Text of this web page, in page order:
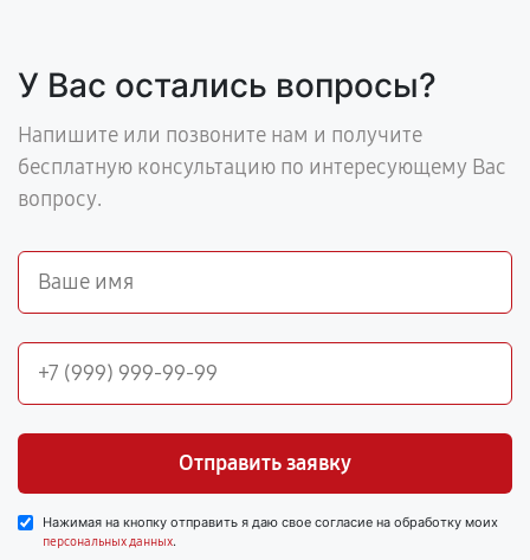
У Вас остались вопросы?
Напишите или позвоните нам и получите
бесплатную консультацию по интересующему Вас
вопросу.
Отправить заявку
Нажимая на кнопку отправить я даю свое согласие на обработку моих
персональных данных.